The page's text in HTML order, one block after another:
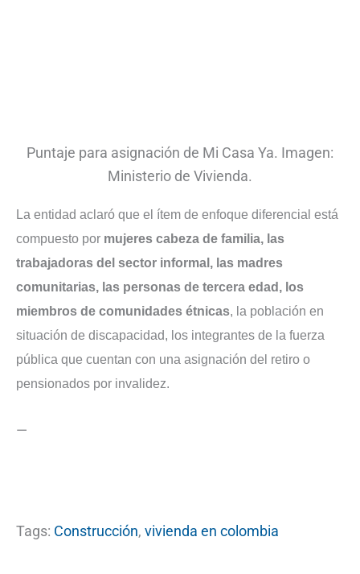
Puntaje para asignación de Mi Casa Ya. Imagen:
Ministerio de Vivienda.
La entidad aclaró que el ítem de enfoque diferencial está
compuesto por mujeres cabeza de familia, las
trabajadoras del sector informal, las madres
comunitarias, las personas de tercera edad, los
miembros de comunidades étnicas, la población en
situación de discapacidad, los integrantes de la fuerza
pública que cuentan con una asignación del retiro o
pensionados por invalidez.
—
Tags: Construcción, vivienda en colombia